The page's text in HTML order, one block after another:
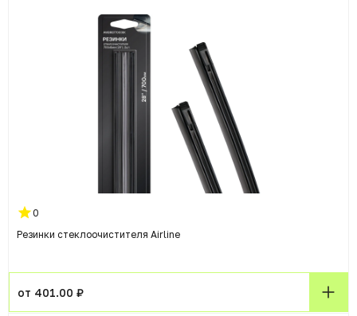
0
Резинки стеклоочистителя Airline
от 401.00 ₽